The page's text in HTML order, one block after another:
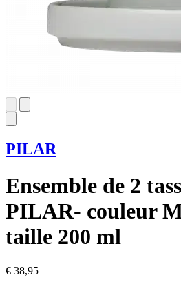
PILAR
Ensemble de 2
PILAR- couleur
taille 200 ml
€ 38,95